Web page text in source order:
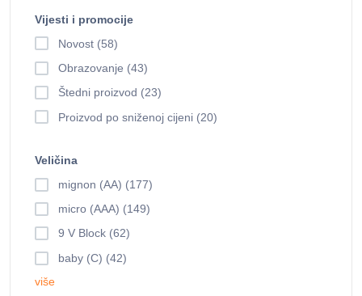
Vijesti i promocije
Novost (58)
Obrazovanje (43)
Štedni proizvod (23)
Proizvod po sniženoj cijeni (20)
Veličina
mignon (AA) (177)
micro (AAA) (149)
9 V Block (62)
baby (C) (42)
više